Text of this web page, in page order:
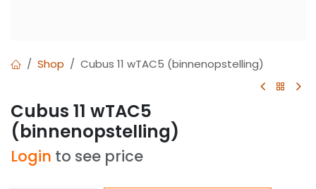
Shop Cubus 11 wTAC5 (binnenopstelling)
Cubus 11 wTAC5
(binnenopstelling)
Login to see price